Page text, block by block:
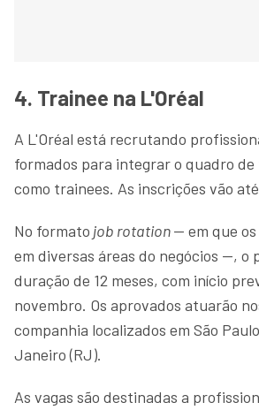
4. Trainee na L'Oréal
A L'Oréal está recrutando
formados para integrar o quadro
como trainees. As inscrições vão até
No formato job rotation— em que
em diversas áreas do negócios —, o
duração de 12 meses, com início
novembro. Os aprovados atuarão
companhia localizados em São
Janeiro (RJ).
As vagas são destinadas a